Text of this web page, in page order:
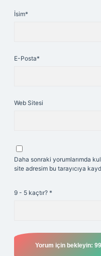
İsim*
E-Posta*
Web Sitesi
Daha sonraki yorumlarımda
site adresim bu tarayıcıya
9 - 5 kaçtır? *